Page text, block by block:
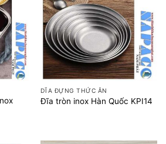
DĨA ĐỰNG THỨC ĂN
Đĩa tròn inox Hàn Quốc KPI14